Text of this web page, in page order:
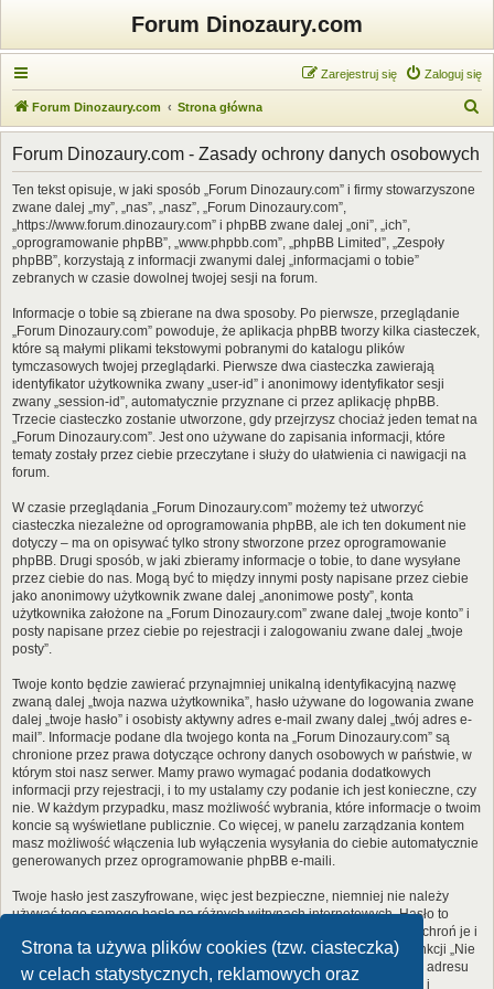
Strona ta używa plików cookies (tzw. ciasteczka)
w celach statystycznych, reklamowych oraz
Forum Dinozaury.com
Zaloguj się
Zarejestruj się
Forum Dinozaury.com Strona główna
z
Forum Dinozaury.com - Zasady ochrony danych osobowych
Ten tekst opisuje, w jaki sposób „Forum Dinozaury.com” i firmy stowarzyszone
zwane dalej „my”, „nas”, „nasz”, „Forum Dinozaury.com”,
„https://www.forum.dinozaury.com” i phpBB zwane dalej „oni”, „ich”,
„oprogramowanie phpBB”, „www.phpbb.com”, „phpBB Limited”, „Zespoły
phpBB”, korzystają z informacji zwanymi dalej „informacjami o tobie”
zebranych w czasie dowolnej twojej sesji na forum.
Informacje o tobie są zbierane na dwa sposoby. Po pierwsze, przeglądanie
„Forum Dinozaury.com” powoduje, że aplikacja phpBB tworzy kilka ciasteczek,
które są małymi plikami tekstowymi pobranymi do katalogu plików
tymczasowych twojej przeglądarki. Pierwsze dwa ciasteczka zawierają
identyfikator użytkownika zwany „user-id” i anonimowy identyfikator sesji
zwany „session-id”, automatycznie przyznane ci przez aplikację phpBB.
Trzecie ciasteczko zostanie utworzone, gdy przejrzysz chociaż jeden temat na
„Forum Dinozaury.com”. Jest ono używane do zapisania informacji, które
tematy zostały przez ciebie przeczytane i służy do ułatwienia ci nawigacji na
forum.
W czasie przeglądania „Forum Dinozaury.com” możemy też utworzyć
ciasteczka niezależne od oprogramowania phpBB, ale ich ten dokument nie
dotyczy – ma on opisywać tylko strony stworzone przez oprogramowanie
phpBB. Drugi sposób, w jaki zbieramy informacje o tobie, to dane wysyłane
przez ciebie do nas. Mogą być to między innymi posty napisane przez ciebie
jako anonimowy użytkownik zwane dalej „anonimowe posty”, konta
użytkownika założone na „Forum Dinozaury.com” zwane dalej „twoje konto” i
posty napisane przez ciebie po rejestracji i zalogowaniu zwane dalej „twoje
posty”.
Twoje konto będzie zawierać przynajmniej unikalną identyfikacyjną nazwę
zwaną dalej „twoja nazwa użytkownika”, hasło używane do logowania zwane
dalej „twoje hasło” i osobisty aktywny adres e-mail zwany dalej „twój adres e-
mail”. Informacje podane dla twojego konta na „Forum Dinozaury.com” są
chronione przez prawa dotyczące ochrony danych osobowych w państwie, w
którym stoi nasz serwer. Mamy prawo wymagać podania dodatkowych
informacji przy rejestracji, i to my ustalamy czy podanie ich jest konieczne, czy
nie. W każdym przypadku, masz możliwość wybrania, które informacje o twoim
koncie są wyświetlane publicznie. Co więcej, w panelu zarządzania kontem
masz możliwość włączenia lub wyłączenia wysyłania do ciebie automatycznie
generowanych przez oprogramowanie phpBB e-maili.
Twoje hasło jest zaszyfrowane, więc jest bezpieczne, niemniej nie należy
używać tego samego hasła na różnych witrynach internetowych. Hasło to
umożliwia dostęp do twojego konta na „Forum Dinozaury.com”, więc chroń je i
w żadnym wypadku nie podawajnikomu. Jeśli je zapomnisz, użyj funkcji „Nie
pamiętam hasła”. Witryna poprosi cię o podanie nazwy użytkownika i adresu
e-mail. Po podaniu tych danych zostanie wygenerowane nowe hasło i